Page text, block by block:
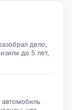
дело,
до 5 лет,